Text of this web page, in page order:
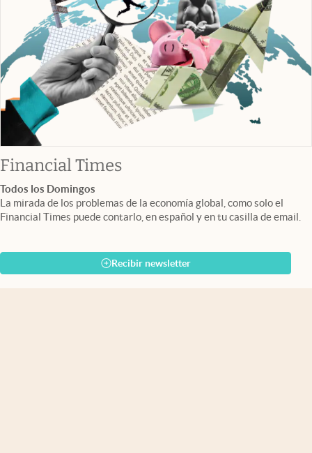
Financial Timesabre en nueva pestaña
Todos los Domingos
La mirada de los problemas de la economía global, como solo el
Financial Times puede contarlo, en español y en tu casilla de email.
Recibir newsletter